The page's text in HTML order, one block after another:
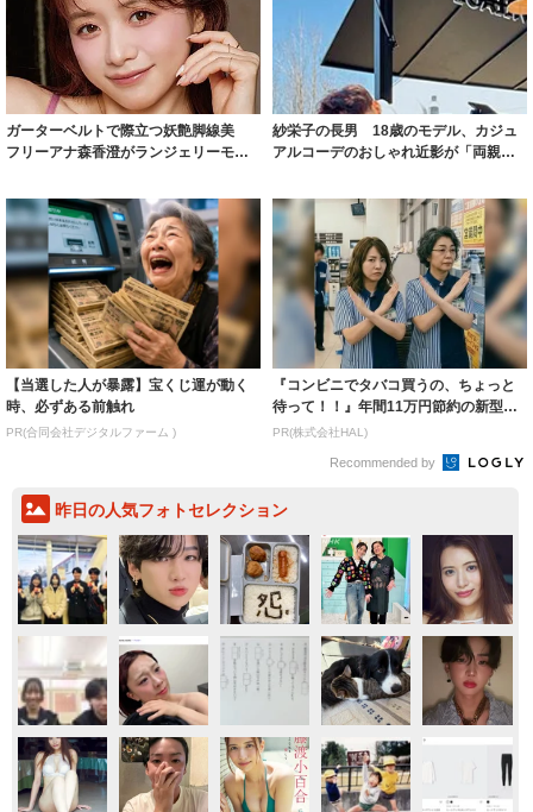
ガーターベルトで際立つ妖艶脚線美
フリーアナ森香澄がランジェリーモデ
紗栄子の長男 18歳のモデル、カジュ
アルコーデのおしゃれ近影が「両親の
【当選した人が暴露】宝くじ運が動く
時、必ずある前触れ
PR(合同会社デジタルファーム )
『コンビニでタバコ買うの、ちょっと
待って！！』年間11万円節約の新型タ
バコ
PR(株式会社HAL)
Recommended by
昨日の人気フォトセレクション